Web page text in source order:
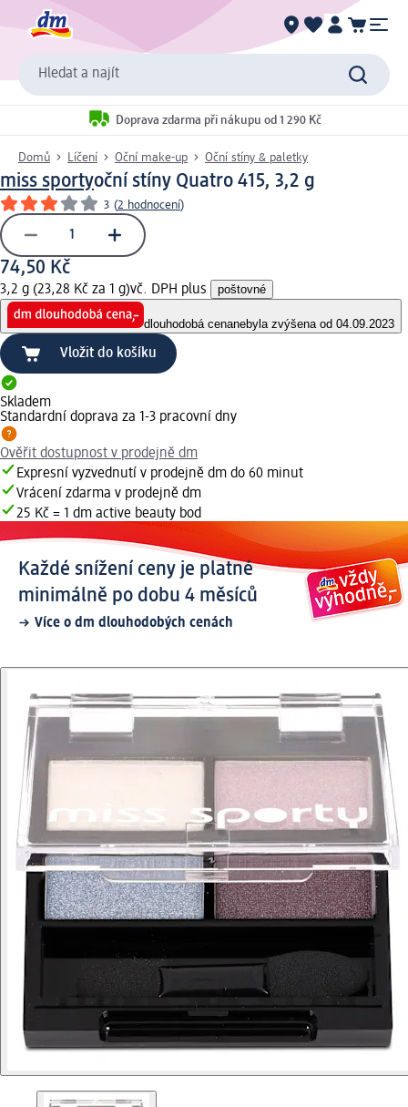
Hledat a najít
Doprava zdarma při nákupu od 1 290 Kč
Domů Líčení Oční make-up Oční stíny & paletky
miss sportyoční stíny Quatro 415, 3,2 g
3 (2 hodnocení)
74,50 Kč
3,2 g (23,28 Kč za 1 g)vč. DPH plus poštovné
dlouhodobá cenanebyla zvýšena od 04.09.2023
Vložit do košíku
Skladem
Standardní doprava za 1-3 pracovní dny
Ověřit dostupnost v prodejně dm
Expresní vyzvednutí v prodejně dm do 60 minut
Vrácení zdarma v prodejně dm
25 Kč = 1 dm active beauty bod
Každé snížení ceny je platné
minimálně po dobu 4 měsíců
Více o dm dlouhodobých cenách